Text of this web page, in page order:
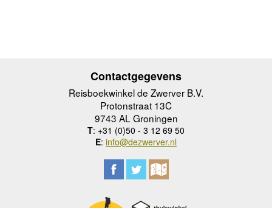
Contactgegevens
Reisboekwinkel de Zwerver B.V.
Protonstraat 13C
9743 AL Groningen
T: +31 (0)50 - 3 12 69 50
E: info@dezwerver.nl